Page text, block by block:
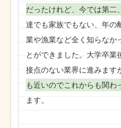
だったけれど、今では第二
達でも家族でもない、年の
業や漁業など全く知らなか
とができました。大学卒業
接点のない業界に進みます
も近いのでこれからも関わ
ます。